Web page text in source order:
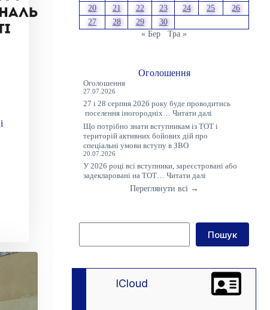
20
21 22 23 24 25
26
27
28 29
30
« Бер
Тра »
Оголошення
Оголошення
27.07.2026
27 і 28 серпня 2026 року буде проводитись
поселення іногородніх…Читати далі
Оголошення
Що потрібно знати вступникам із ТОТ і
територій активних бойових дій про
спеціальні умови вступу в ЗВО
20.07.2026
У 2026 році всі вступники, зареєстровані або
задекларовані на ТОТ…Читати далі
із
ТОТ
бойових
дій
про
Переглянути всі →
Пошук
lCloud